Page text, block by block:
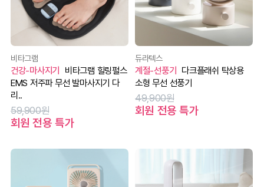
비타그램
건강-마사지기
비타그램 힐링펄스
EMS 저주파 무선 발마사지기 다
리..
59,900원
회원 전용 특가
듀라텍스
계절-선풍기
다크플래쉬 탁상용
소형 무선 선풍기
49,900원
회원 전용 특가